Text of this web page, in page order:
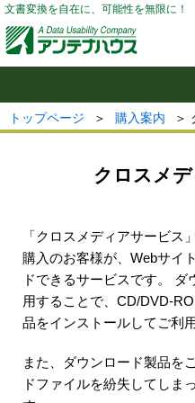
文書変換を自在に、可能性を無限に！
トップページ ＞ 購入案内 ＞
クロスメ
「クロスメディアサービ
購入のお客様が、Webサイ
ドできるサービスです。
用することで、CD/DVD-
品をインストールしてご利
また、ダウンロード製品を
ドファイルを紛失してしま